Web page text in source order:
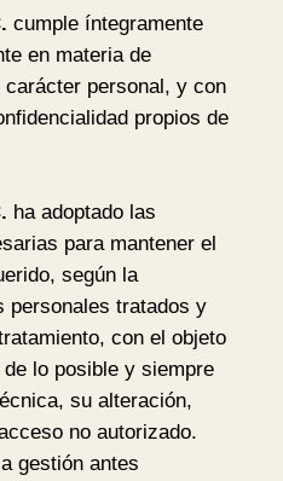
cumple íntegramente
en materia de
personal, y con
propios de
ha adoptado las
para mantener el
según la
personales tratados y
con el objeto
lo posible y siempre
su alteración,
no autorizado.
gestión antes